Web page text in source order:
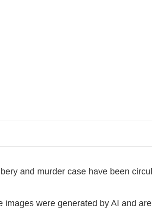
and murder case have been
images were generated by AI and